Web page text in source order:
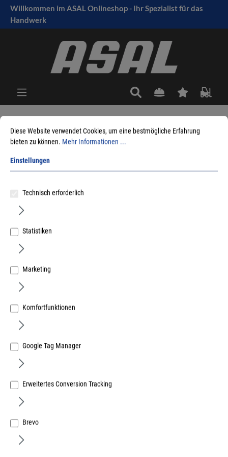
springen
Willkommen im ASAL Onlineshop - Ihr Spezialist für das
Handwerk
Sie sind hier: Produkte Möbelbeschläge
Verbindungsbeschläge
Arbeitsplattenverbinder
Arbeitsplattenverbinder AVB 5, Länge
150mm
für Plattendicke ab 25 mm, für Maulschlüssel
SW10
Art.Nr.:251604800
Lief.-ArtNr.:
Herst.-ArtNr.:
Diese Website verwendet Cookies, um eine bestmögliche Erfahrung
bieten zu können. Mehr Informationen ...
Einstellungen
Technisch erforderlich
Statistiken
Marketing
Komfortfunktionen
Google Tag Manager
Erweitertes Conversion Tracking
Brevo